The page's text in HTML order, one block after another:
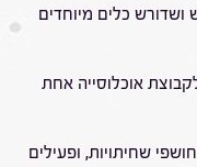
ושדורש כלים מיוחדים
אוכלוסייה אחת
שחיתויות, ופעילים